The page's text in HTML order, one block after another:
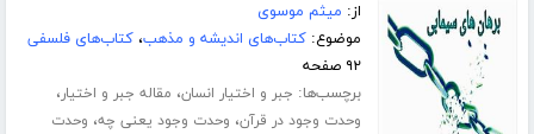
از: میثم موسوی
موضوع:کتاب‌های اندیشه و مذهب،کتاب‌های فلسفی
۹۲ صفحه
برچسب‌ها: جبر و اختیار انسان، مقاله جبر و اختیار،
وحدت وجود در قرآن، وحدت وجود یعنی چه، وحدت